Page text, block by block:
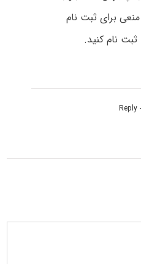
برای ثبت نام
نام کنید.
-